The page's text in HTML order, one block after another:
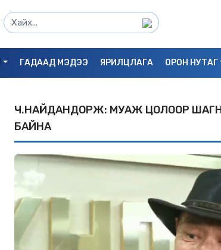
ГАДААД МЭДЭЭ ЯРИЛЦЛАГА ОРОН НУТАГ
Ч.НАЙДАНДОРЖ: МУАЖ ЦОЛООР
БАЙНА